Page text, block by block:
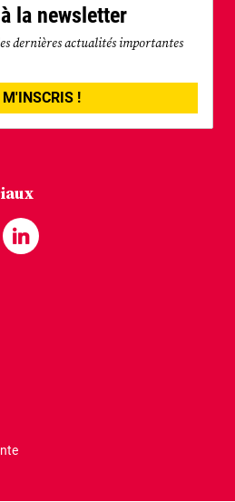
la newsletter
dernières actualités importantes
!